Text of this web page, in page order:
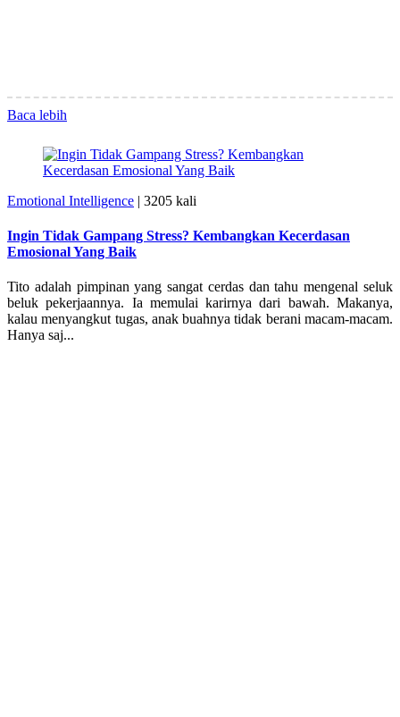
Baca lebih
Emotional Intelligence | 3205 kali
Ingin Tidak Gampang Stress? Kembangkan Kecerdasan
Emosional Yang Baik
Tito adalah pimpinan yang sangat cerdas dan tahu mengenal seluk
beluk pekerjaannya. Ia memulai karirnya dari bawah. Makanya,
kalau menyangkut tugas, anak buahnya tidak berani macam-macam.
Hanya saj...